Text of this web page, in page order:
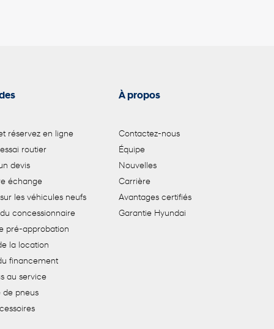
réservez en ligne
routier
devis
échange
les véhicules neufs
concessionnaire
pré-approbation
la location
financement
au service
de pneus
À propos
Contactez-nous
Équipe
Nouvelles
Carrière
Avantages certifiés
Garantie Hyundai